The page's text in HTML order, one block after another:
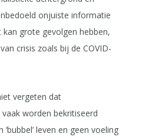
onjuiste informatie
kan grote gevolgen hebben,
crisis zoals bij de COVID-
vergeten dat
worden bekritiseerd
leven en geen voeling